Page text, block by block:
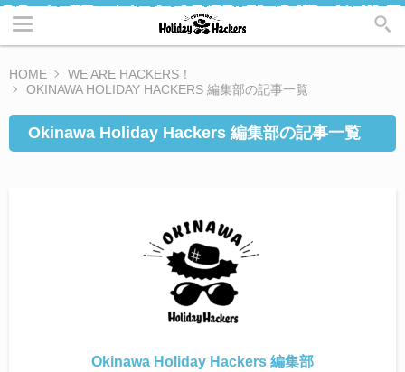
HOME
WE ARE HACKERS！
OKINAWA HOLIDAY HACKERS 編集部の記事一覧
Okinawa Holiday Hackers 編集部の記事一覧
Okinawa Holiday Hackers 編集部